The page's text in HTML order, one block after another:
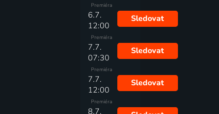
Premiéra
6.7.
12:00
Premiéra
Sledovat
7.7.
07:30
Premiéra
Sledovat
7.7.
12:00
Premiéra
Sledovat
8.7.